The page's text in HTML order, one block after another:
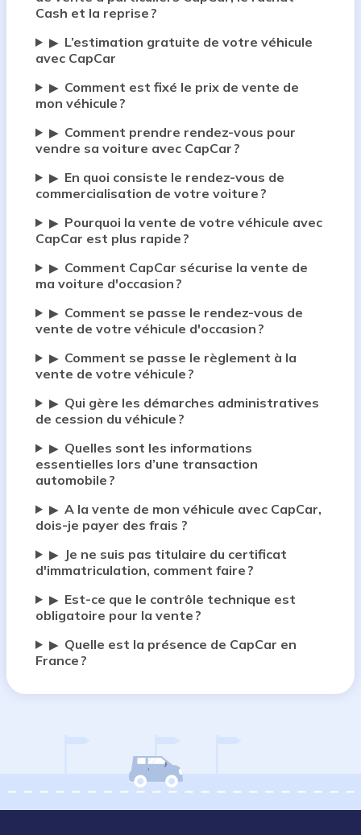
Cash et la reprise ?
▶ L’estimation gratuite de votre véhicule
avec CapCar
▶ Comment est fixé le prix de vente de
mon véhicule ?
▶ Comment prendre rendez-vous pour
vendre sa voiture avec CapCar ?
▶ En quoi consiste le rendez-vous de
commercialisation de votre voiture ?
▶ Pourquoi la vente de votre véhicule avec
CapCar est plus rapide ?
▶ Comment CapCar sécurise la vente de
ma voiture d'occasion ?
▶ Comment se passe le rendez-vous de
vente de votre véhicule d'occasion ?
▶ Comment se passe le règlement à la
vente de votre véhicule ?
▶ Qui gère les démarches administratives
de cession du véhicule ?
▶ Quelles sont les informations
essentielles lors d’une transaction
automobile ?
▶ A la vente de mon véhicule avec CapCar,
dois-je payer des frais ?
▶
Je ne suis pas titulaire du certificat
d'immatriculation, comment faire ?
▶ Est-ce que le contrôle technique est
obligatoire pour la vente ?
▶ Quelle est la présence de CapCar en
France ?